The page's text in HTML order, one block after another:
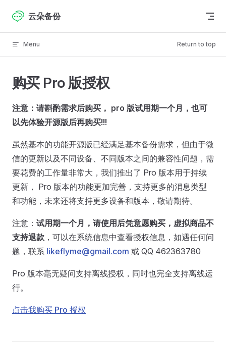
Skip to content
云朵备份
Menu Return to top
购买 Pro 版授权
注意：请斟酌需求后购买， pro 版试用期一个月，也可
以先体验开源版后再购买!!!
虽然基本的功能开源版已经满足基本备份需求，但由于微
信的更新以及不同设备、不同版本之间的兼容性问题，需
要花费的工作量非常大，我们推出了 Pro 版本用于持续
更新， Pro 版本的功能更加完善，支持更多的消息类型
和功能，未来还将支持更多设备和版本，敬请期待。
注意： 试用期一个月，请使用后凭意愿购买，虚拟商品不
支持退款 ，可以在系统信息中查看授权信息，如遇任何问
题，联系 likeflyme@gmail.com 或 QQ 462363780
Pro 版本毫无疑问支持离线授权，同时也完全支持离线运
行。
点击我购买 Pro 授权